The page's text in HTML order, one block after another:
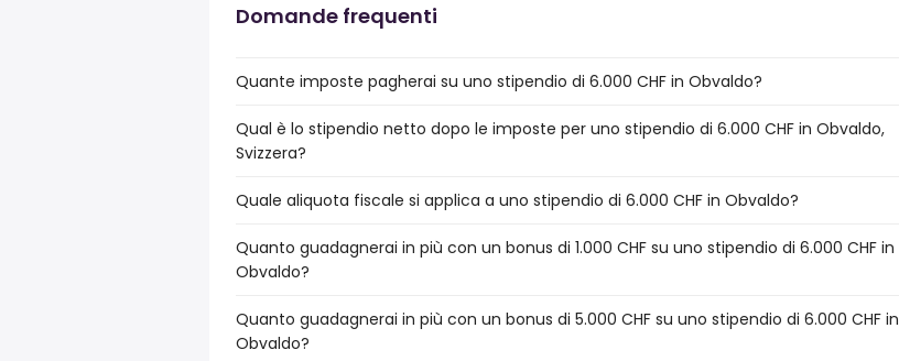
Domande frequenti
Quante imposte pagherai su uno stipendio di 6.000 CHF in Obvaldo?
Qual è lo stipendio netto dopo le imposte per uno stipendio di 6.000 CHF in Obvaldo,
Svizzera?
Quale aliquota fiscale si applica a uno stipendio di 6.000 CHF in Obvaldo?
Quanto guadagnerai in più con un bonus di 1.000 CHF su uno stipendio di 6.000 CHF in
Obvaldo?
Quanto guadagnerai in più con un bonus di 5.000 CHF su uno stipendio di 6.000 CHF in
Obvaldo?